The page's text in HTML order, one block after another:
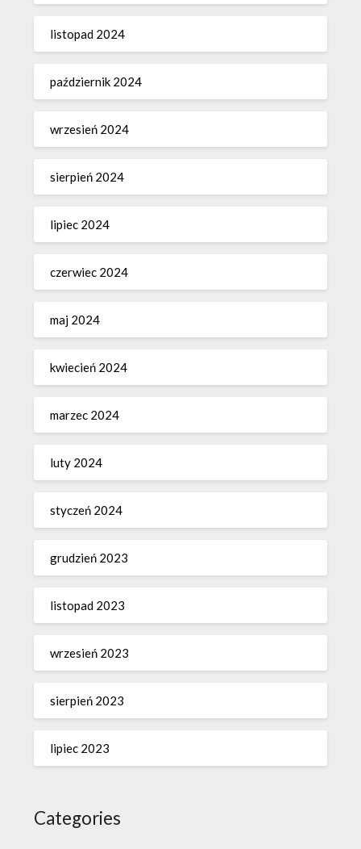
listopad 2024
październik 2024
wrzesień 2024
sierpień 2024
lipiec 2024
czerwiec 2024
maj 2024
kwiecień 2024
marzec 2024
luty 2024
styczeń 2024
grudzień 2023
listopad 2023
wrzesień 2023
sierpień 2023
lipiec 2023
Categories